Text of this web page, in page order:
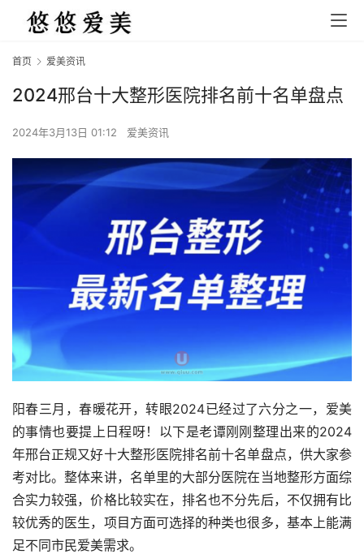
首页 爱美资讯
2024邢台十大整形医院排名前十名单盘点
2024年3月13日 01:12 爱美资讯
阳春三月，春暖花开，转眼2024已经过了六分之一，爱美
的事情也要提上日程呀！以下是老谭刚刚整理出来的2024
年邢台正规又好十大整形医院排名前十名单盘点，供大家参
考对比。整体来讲，名单里的大部分医院在当地整形方面综
合实力较强，价格比较实在，排名也不分先后，不仅拥有比
较优秀的医生，项目方面可选择的种类也很多，基本上能满
足不同市民爱美需求。